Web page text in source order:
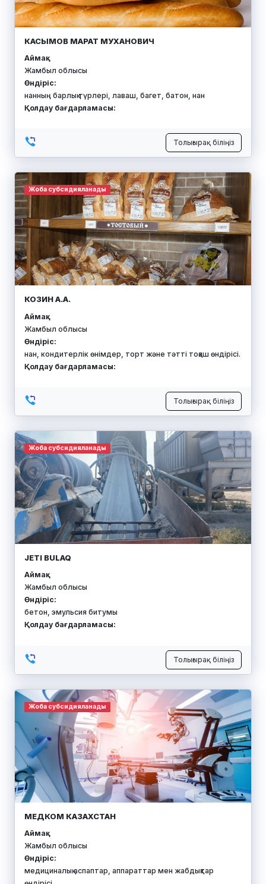
КАСЫМОВ МАРАТ МУХАНОВИЧ
Аймақ:
Жамбыл облысы
Өндіріс:
нанның барлық түрлері, лаваш, багет, батон, нан
Қолдау бағдарламасы:
Толығырақ біліңіз
Жоба субсидияланады
КОЗИН А.А.
Аймақ:
Жамбыл облысы
Өндіріс:
нан, кондитерлік өнімдер, торт және тәтті тоқаш өндірісі.
Қолдау бағдарламасы:
Толығырақ біліңіз
Жоба субсидияланады
JETI BULAQ
Аймақ:
Жамбыл облысы
Өндіріс:
бетон, эмульсия битумы
Қолдау бағдарламасы:
Толығырақ біліңіз
Жоба субсидияланады
МЕДКОМ КАЗАХСТАН
Аймақ:
Жамбыл облысы
Өндіріс:
медициналық аспаптар, аппараттар мен жабдықтар